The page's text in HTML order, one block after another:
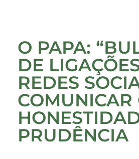
O PAPA:
DE
REDES
COMUNICAR
PRUDÊNCIA